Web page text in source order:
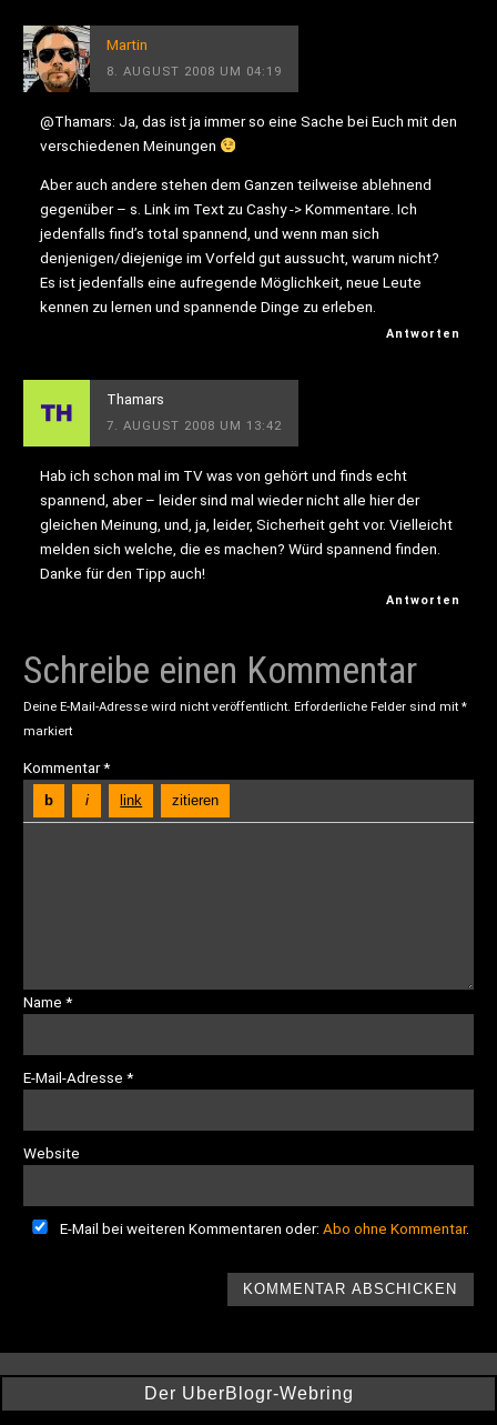
Martin
8. AUGUST 2008 UM 04:19
@Thamars: Ja, das ist ja immer so eine Sache bei Euch mit den
verschiedenen Meinungen
Aber auch andere stehen dem Ganzen teilweise ablehnend
gegenüber – s. Link im Text zu Cashy -> Kommentare. Ich
jedenfalls find’s total spannend, und wenn man sich
denjenigen/diejenige im Vorfeld gut aussucht, warum nicht?
Es ist jedenfalls eine aufregende Möglichkeit, neue Leute
kennen zu lernen und spannende Dinge zu erleben.
Antworten
Thamars
7. AUGUST 2008 UM 13:42
Hab ich schon mal im TV was von gehört und finds echt
spannend, aber – leider sind mal wieder nicht alle hier der
gleichen Meinung, und, ja, leider, Sicherheit geht vor. Vielleicht
melden sich welche, die es machen? Würd spannend finden.
Danke für den Tipp auch!
Antworten
Schreibe einen Kommentar
Deine E-Mail-Adresse wird nicht veröffentlicht. Erforderliche Felder sind mit*
markiert
Kommentar*
Name*
E-Mail-Adresse*
Website
E-Mail bei weiteren Kommentaren oder:Abo ohne Kommentar.
Der UberBlogr-Webring